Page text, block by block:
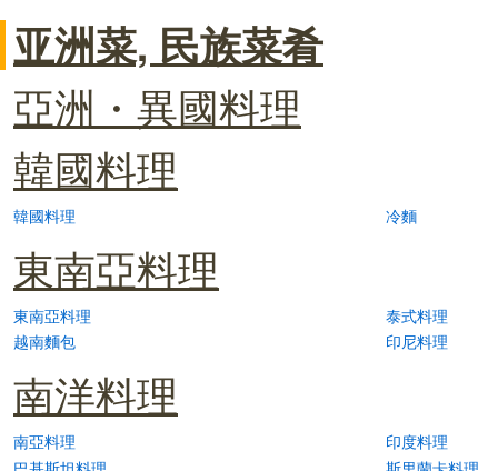
亚洲菜, 民族菜肴
亞洲・異國料理
韓國料理
韓國料理 冷麵
東南亞料理
東南亞料理
泰式料理
越南麵包
印尼料理
南洋料理
南亞料理
印度料理